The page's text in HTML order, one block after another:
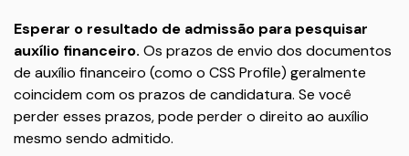
Esperar o resultado de admissão para pesquisar
auxílio financeiro. Os prazos de envio dos documentos
de auxílio financeiro (como o CSS Profile) geralmente
coincidem com os prazos de candidatura. Se você
perder esses prazos, pode perder o direito ao auxílio
mesmo sendo admitido.